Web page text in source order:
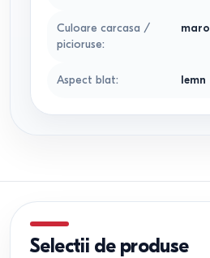
Culoare carcasa /
picioruse:
maro
Aspect blat: lemn
Selectii de produse